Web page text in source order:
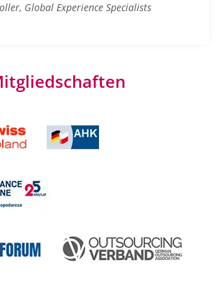
Global Experience Specialists